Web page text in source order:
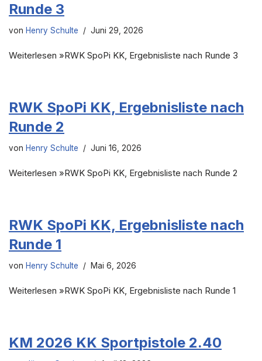
Runde 3
von Henry Schulte Juni 29, 2026
Weiterlesen »RWK SpoPi KK, Ergebnisliste nach Runde 3
RWK SpoPi KK, Ergebnisliste nach
Runde 2
von Henry Schulte Juni 16, 2026
Weiterlesen »RWK SpoPi KK, Ergebnisliste nach Runde 2
RWK SpoPi KK, Ergebnisliste nach
Runde 1
von Henry Schulte Mai 6, 2026
Weiterlesen »RWK SpoPi KK, Ergebnisliste nach Runde 1
KM 2026 KK Sportpistole 2.40